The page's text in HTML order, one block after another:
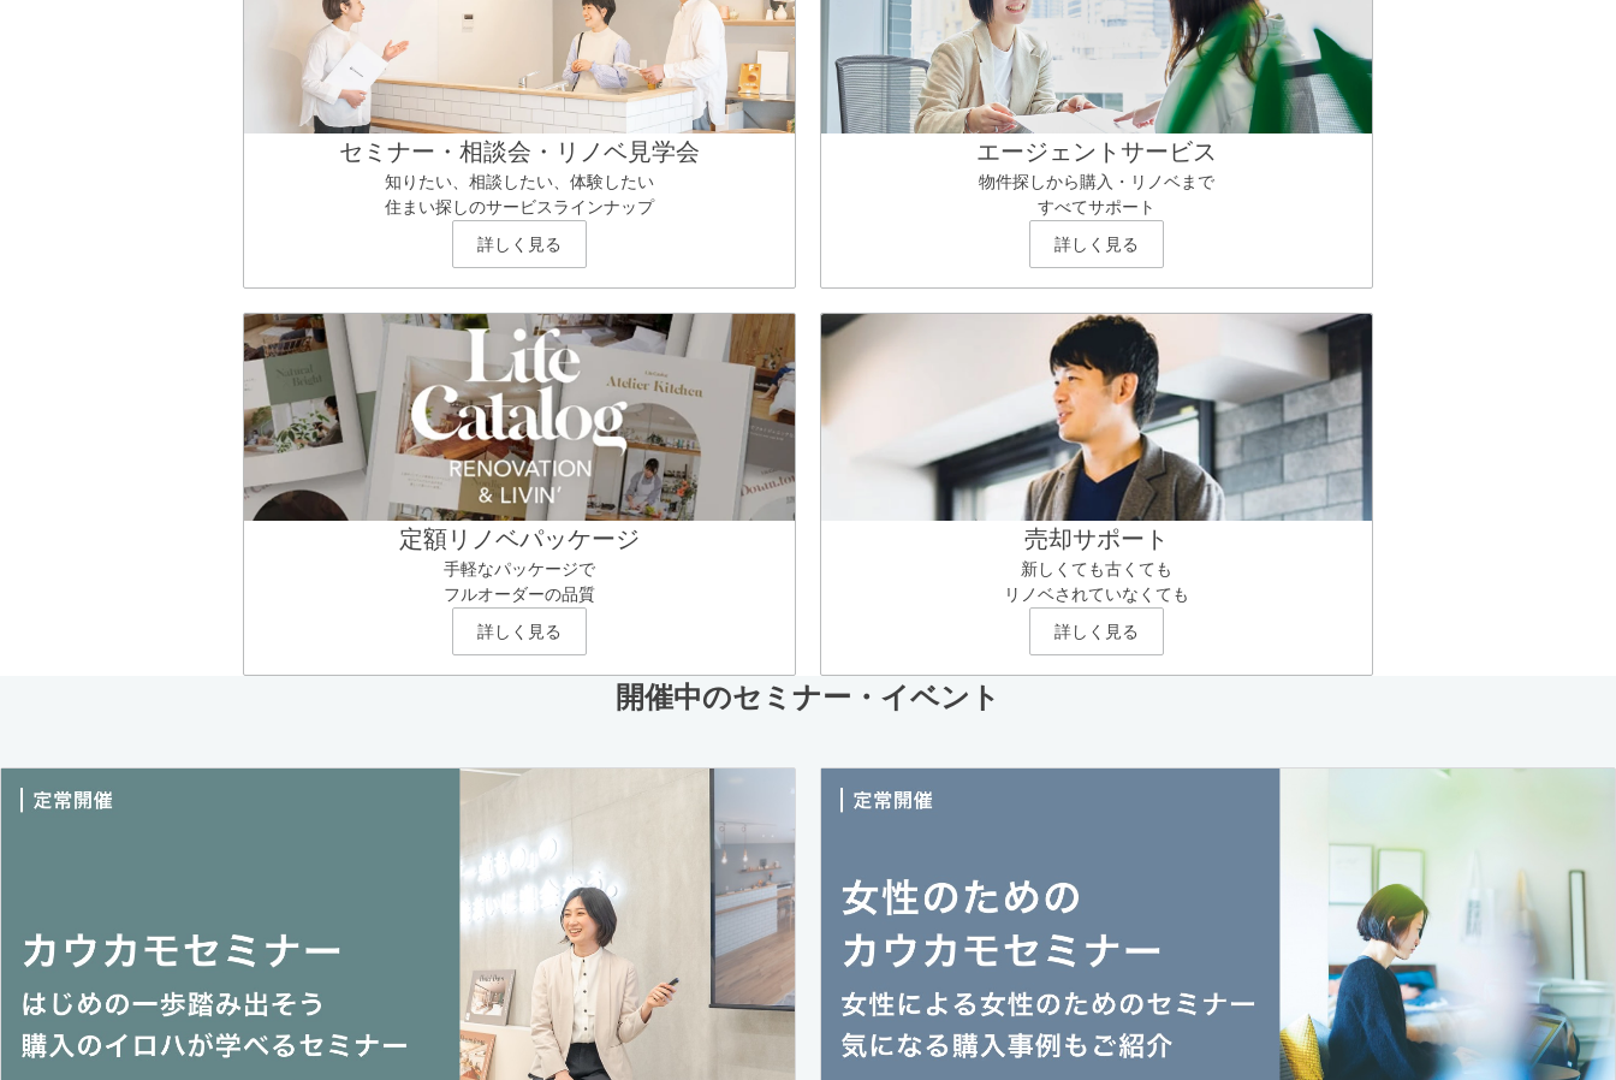
セミナー・相談会・リノベ見学会
知りたい、相談したい、体験したい
住まい探しのサービスラインナップ
詳しく見る
エージェントサービス
物件探しから購入・リノベまで
すべてサポート
詳しく見る
定額リノベパッケージ
手軽なパッケージで
フルオーダーの品質
詳しく見る
売却サポート
新しくても古くても
リノベされていなくても
詳しく見る
開催中のセミナー・イベント